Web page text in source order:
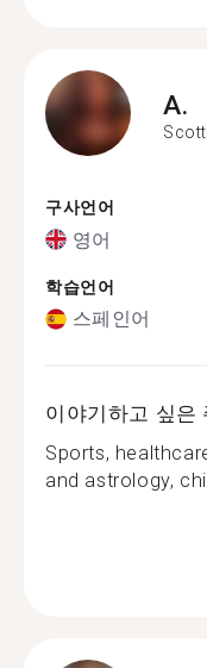
A.
구사언어
영어
학습언어
스페인어
이야기하고 싶은
Sports,
and astrology,